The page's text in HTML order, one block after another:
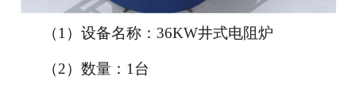
（1）设备名称：36KW井式电阻炉
（2）数量：1台